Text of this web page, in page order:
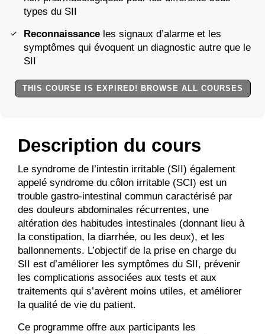
Description du cours
Le syndrome de l’intestin irritable (SII) également
appelé syndrome du côlon irritable (SCI) est un
trouble gastro-intestinal commun caractérisé par
des douleurs abdominales récurrentes, une
altération des habitudes intestinales (donnant lieu à
la constipation, la diarrhée, ou les deux), et les
ballonnements. L’objectif de la prise en charge du
SII est d’améliorer les symptômes du SII, prévenir
les complications associées aux tests et aux
traitements qui s’avèrent moins utiles, et améliorer
la qualité de vie du patient.
Ce programme offre aux participants les
types du SII
Reconnaissance les signaux d’alarme et les
symptômes qui évoquent un diagnostic autre que le
SII
THIS COURSE IS EXPIRED! BROWSE ALL COURSES